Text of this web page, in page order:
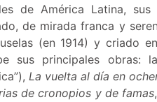
de América Latina,
de mirada franca y
(en 1914) y criado
sus principales obras:
La vuelta al día en
de cronopios y de famas